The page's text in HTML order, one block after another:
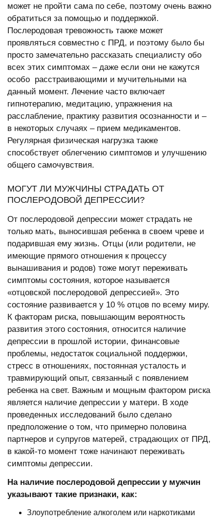
может не пройти сама по себе, поэтому очень важно
обратиться за помощью и поддержкой.
Послеродовая тревожность также может
проявляться совместно с ПРД, и поэтому было бы
просто замечательно рассказать специалисту обо
всех этих симптомах – даже если они не кажутся
особо расстраивающими и мучительными на
данный момент. Лечение часто включает
гипнотерапию, медитацию, упражнения на
расслабление, практику развития осознанности и –
в некоторых случаях – прием медикаментов.
Регулярная физическая нагрузка также
способствует облегчению симптомов и улучшению
общего самочувствия.
МОГУТ ЛИ МУЖЧИНЫ СТРАДАТЬ ОТ
ПОСЛЕРОДОВОЙ ДЕПРЕССИИ?
От послеродовой депрессии может страдать не
только мать, выносившая ребенка в своем чреве и
подарившая ему жизнь. Отцы (или родители, не
имеющие прямого отношения к процессу
вынашивания и родов) тоже могут переживать
симптомы состояния, которое называется
«отцовской послеродовой депрессией». Это
состояние развивается у 10 % отцов по всему миру.
К факторам риска, повышающим вероятность
развития этого состояния, относится наличие
депрессии в прошлой истории, финансовые
проблемы, недостаток социальной поддержки,
стресс в отношениях, постоянная усталость и
травмирующий опыт, связанный с появлением
ребенка на свет. Важным и мощным фактором риска
является наличие депрессии у матери. В ходе
проведенных исследований было сделано
предположение о том, что примерно половина
партнеров и супругов матерей, страдающих от ПРД,
в какой-то момент тоже начинают переживать
симптомы депрессии.
На наличие послеродовой депрессии у мужчин
указывают такие признаки, как:
Злоупотребление алкоголем или наркотиками